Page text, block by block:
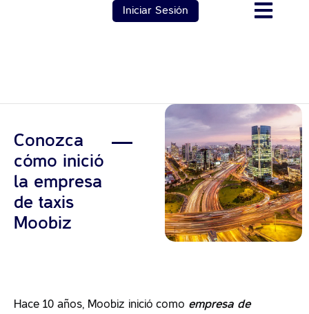
Iniciar Sesión
Conozca
cómo inició
la empresa
de taxis
Moobiz
Hace 10 años, Moobiz inició como empresa de